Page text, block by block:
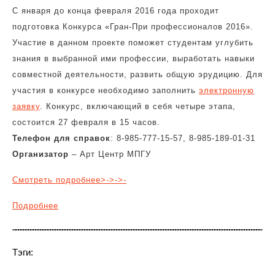
С января до конца февраля 2016 года проходит
подготовка Конкурса «Гран-При профессионалов 2016».
Участие в данном проекте поможет студентам углубить
знания в выбранной ими профессии, выработать навыки
совместной деятельности, развить общую эрудицию. Для
участия в конкурсе необходимо заполнить электронную
заявку. Конкурс, включающий в себя четыре этапа,
состоится 27 февраля в 15 часов.
Телефон для справок: 8-985-777-15-57, 8-985-189-01-31
Организатор – Арт Центр МПГУ
Смотреть подробнее>->->-
Подробнее
Тэги: